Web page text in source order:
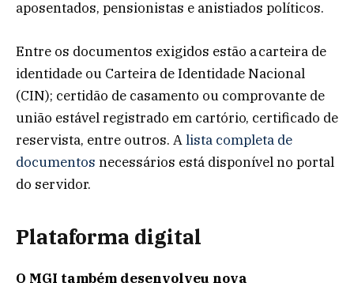
aposentados, pensionistas e anistiados políticos.
Entre os documentos exigidos estão a carteira de
identidade ou Carteira de Identidade Nacional
(CIN); certidão de casamento ou comprovante de
união estável registrado em cartório, certificado de
reservista, entre outros. Alista completa de
documentos necessários está disponível no portal
do servidor.
Plataforma digital
O MGI também desenvolveu nova